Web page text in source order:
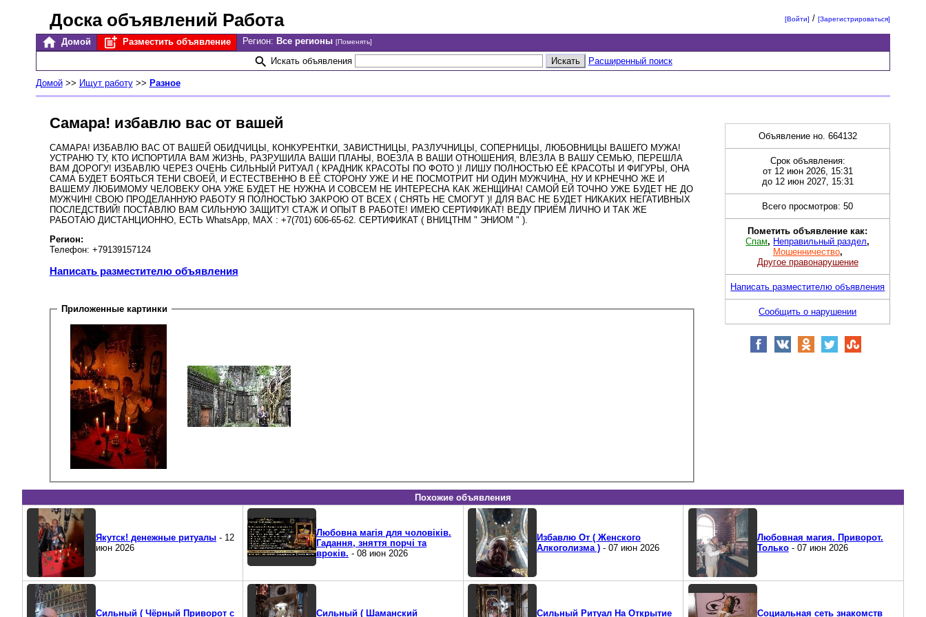
Доска объявлений Работа [Войти] /[Зарегистрироваться]
Домой Разместить объявление Регион: Все регионы [Поменять]
Искать объявления Расширенный поиск
Домой>> Ищут работу>> Разное
Самара! избавлю вас от вашей
САМАРА! ИЗБАВЛЮ ВАС ОТ ВАШЕЙ ОБИДЧИЦЫ, КОНКУРЕНТКИ, ЗАВИСТНИЦЫ, РАЗЛУЧНИЦЫ, СОПЕРНИЦЫ, ЛЮБОВНИЦЫ ВАШЕГО МУЖА!
УСТРАНЮ ТУ, КТО ИСПОРТИЛА ВАМ ЖИЗНЬ, РАЗРУШИЛА ВАШИ ПЛАНЫ, ВОЕЗЛА В ВАШИ ОТНОШЕНИЯ, ВЛЕЗЛА В ВАШУ СЕМЬЮ, ПЕРЕШЛА
ВАМ ДОРОГУ! ИЗБАВЛЮ ЧЕРЕЗ ОЧЕНЬ СИЛЬНЫЙ РИТУАЛ ( КРАДНИК КРАСОТЫ ПО ФОТО )! ЛИШУ ПОЛНОСТЬЮ ЕЁ КРАСОТЫ И ФИГУРЫ, ОНА
САМА БУДЕТ БОЯТЬСЯ ТЕНИ СВОЕЙ, И ЕСТЕСТВЕННО В ЕЁ СТОРОНУ УЖЕ И НЕ ПОСМОТРИТ НИ ОДИН МУЖЧИНА, НУ И КРНЕЧНО ЖЕ И
ВАШЕМУ ЛЮБИМОМУ ЧЕЛОВЕКУ ОНА УЖЕ БУДЕТ НЕ НУЖНА И СОВСЕМ НЕ ИНТЕРЕСНА КАК ЖЕНЩИНА! САМОЙ ЕЙ ТОЧНО УЖЕ БУДЕТ НЕ ДО
МУЖЧИН! СВОЮ ПРОДЕЛАННУЮ РАБОТУ Я ПОЛНОСТЬЮ ЗАКРОЮ ОТ ВСЕХ ( СНЯТЬ НЕ СМОГУТ )! ДЛЯ ВАС НЕ БУДЕТ НИКАКИХ НЕГАТИВНЫХ
ПОСЛЕДСТВИЙ! ПОСТАВЛЮ ВАМ СИЛЬНУЮ ЗАЩИТУ! СТАЖ И ОПЫТ В РАБОТЕ! ИМЕЮ СЕРТИФИКАТ! ВЕДУ ПРИЁМ ЛИЧНО И ТАК ЖЕ
РАБОТАЮ ДИСТАНЦИОННО, ЕСТЬ WhatsApp, MAX : +7(701) 606-65-62. СЕРТИФИКАТ ( ВНИЦТНМ " ЭНИОМ " ).
Регион:
Телефон: +79139157124
Написать разместителю объявления
Приложенные картинки
Объявление но. 664132
Срок объявления:
от 12 июн 2026, 15:31
до 12 июн 2027, 15:31
Всего просмотров: 50
Пометить объявление как:
Спам, Неправильный раздел,
Мошенничество,
Другое правонарушение
Написать разместителю объявления
Сообщить о нарушении
Похожие объявления
Якутск! денежные ритуалы- 12
июн 2026
Любовна магія для чоловіків.
Гадання, зняття порчі та
вроків. - 08 июн 2026
Избавлю От ( Женского
Алкоголизма )- 07 июн 2026
Любовная магия. Приворот.
Только- 07 июн 2026
Сильный ( Чёрный Приворот с Сильный ( Шаманский Сильный Ритуал На Открытие Социальная сеть знакомств